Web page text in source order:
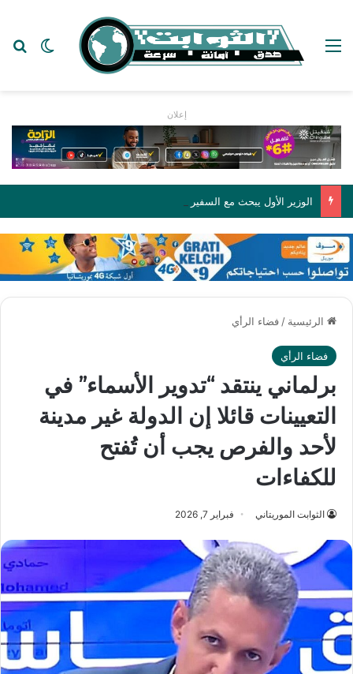
الوضع القائمة
إعلان
الرئيسية / فضاء الرأي
فضاء الرأي
برلماني ينتقد “تدوير الأسماء” في
التعيينات قائلا إن الدولة غير مدينة
لأحد والفرص يجب أن تُفتح
للكفاءات
الثوابت الموريتاني فبراير 7, 2026